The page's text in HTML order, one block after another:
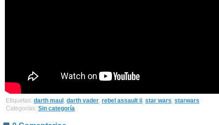
Etiquetas: darth maul , darth vader, rebel assault ii, star wars, starwars
Categorías: Sin categoría